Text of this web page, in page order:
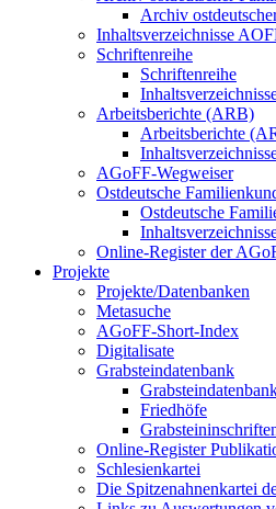
Archiv
Inhaltsverzeichnisse
Schriftenreihe
Schriftenreihe
Arbeitsberichte (ARB)
Arbeitsberichte
AGoFF-Wegweiser
Ostdeutsche
Ostdeutsche
Online-Register der
Projekte
Projekte/Datenbanken
Metasuche
AGoFF-Short-Index
Digitalisate
Grabsteindatenbank
Friedhöfe
Online-Register
Schlesienkartei
Die Spitzenahnenkartei